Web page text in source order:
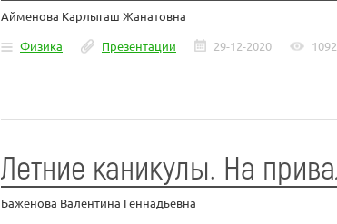
Айменова Карлыгаш Жанатовна
Физика
Презентации 29-12-2020 1092
Летние каникулы. На
Баженова Валентина Геннадьевна